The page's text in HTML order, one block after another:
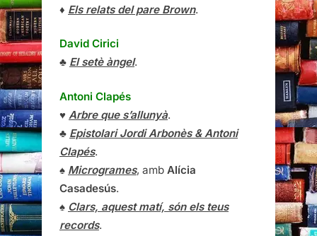
♦ Els relats del pare Brown.
David Cirici
♣ El setè àngel.
Antoni Clapés
♥ Arbre que s’allunyà.
♣ Epistolari Jordi Arbonès & Antoni
Clapés.
♠ Microgrames, amb Alícia
Casadesús.
♠ Clars, aquest matí, són els teus
records.